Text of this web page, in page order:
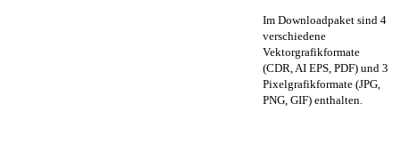
Im Downloadpaket sind 4
verschiedene
Vektorgrafikformate
(CDR, AI EPS, PDF) und 3
Pixelgrafikformate (JPG,
PNG, GIF) enthalten.